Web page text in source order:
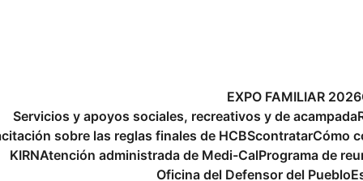
EXPO FAMILIAR 2026
Servicios y apoyos sociales, recreativos y de acampada
sobre las reglas finales de HCBScontratarCómo
KIRNAtención administrada de Medi-CalPrograma de
Oficina del Defensor del Pueblo